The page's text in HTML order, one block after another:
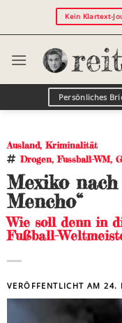
Kein Klartext-
Persönliches
Ausland, Kriminalität
Drogen,Fussball-WM,
Mexiko
Mencho“
Wie soll denn in
Fußball-
VERÖFFENTLICHT AM24.